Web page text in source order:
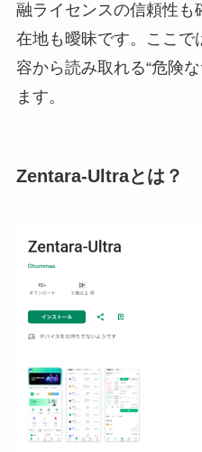
融ライセンスの信頼性も
在地も曖昧です。ここで
容から読み取れる“危険
ます。
Zentara-Ultraとは？